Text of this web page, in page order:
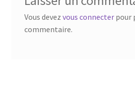
Vous devez vous connecterpour
commentaire.